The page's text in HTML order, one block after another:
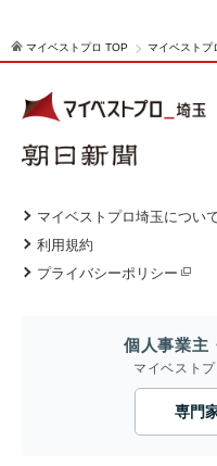
マイベストプロ TOP マイベストプ
マイベストプロ埼玉につい
利用規約
プライバシーポリシー
個人事業主
マイベスト
専門